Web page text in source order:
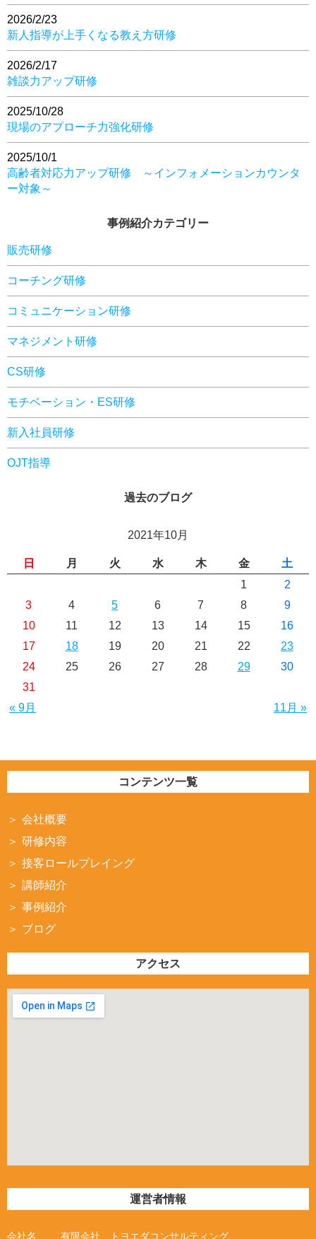
2026/2/23
新人指導が上手くなる教え方研修
2026/2/17
雑談力アップ研修
2025/10/28
現場のアプローチ力強化研修
2025/10/1
高齢者対応力アップ研修 ～インフォメーションカウンタ
ー対象～
事例紹介カテゴリー
販売研修
コーチング研修
コミュニケーション研修
マネジメント研修
CS研修
モチベーション・ES研修
新入社員研修
OJT指導
過去のブログ
2021年10月
日 月 火 水 木 金 土
« 9月 11月 »
1
2
3
4 5 6 7 8
9
10
11 12 13 14 15
16
17
18 19 20 21 22
23
24
25 26 27 28 29
30
31
コンテンツ一覧
会社概要
研修内容
接客ロールプレイング
講師紹介
事例紹介
ブログ
アクセス
運営者情報
会社名 有限会社 トヨエダコンサルティング